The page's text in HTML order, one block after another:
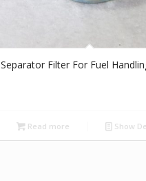
Separator Filter For Fuel
Read more Show